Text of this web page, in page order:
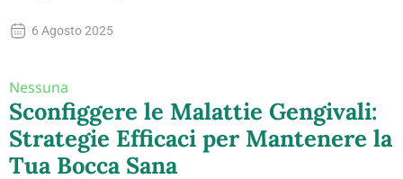
6 Agosto 2025
Nessuna
Sconfiggere le Malattie Gengivali:
Strategie Efficaci per Mantenere la
Tua Bocca Sana